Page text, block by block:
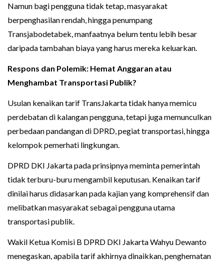
Namun bagi pengguna tidak tetap, masyarakat
berpenghasilan rendah, hingga penumpang
Transjabodetabek, manfaatnya belum tentu lebih besar
daripada tambahan biaya yang harus mereka keluarkan.
Respons dan Polemik: Hemat Anggaran atau
Menghambat Transportasi Publik?
Usulan kenaikan tarif TransJakarta tidak hanya memicu
perdebatan di kalangan pengguna, tetapi juga memunculkan
perbedaan pandangan di DPRD, pegiat transportasi, hingga
kelompok pemerhati lingkungan.
DPRD DKI Jakarta pada prinsipnya meminta pemerintah
tidak terburu-buru mengambil keputusan. Kenaikan tarif
dinilai harus didasarkan pada kajian yang komprehensif dan
melibatkan masyarakat sebagai pengguna utama
transportasi publik.
Wakil Ketua Komisi B DPRD DKI Jakarta Wahyu Dewanto
menegaskan, apabila tarif akhirnya dinaikkan, penghematan